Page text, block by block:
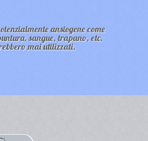
ansiogene come
sangue, trapano, etc.
mai utilizzati.